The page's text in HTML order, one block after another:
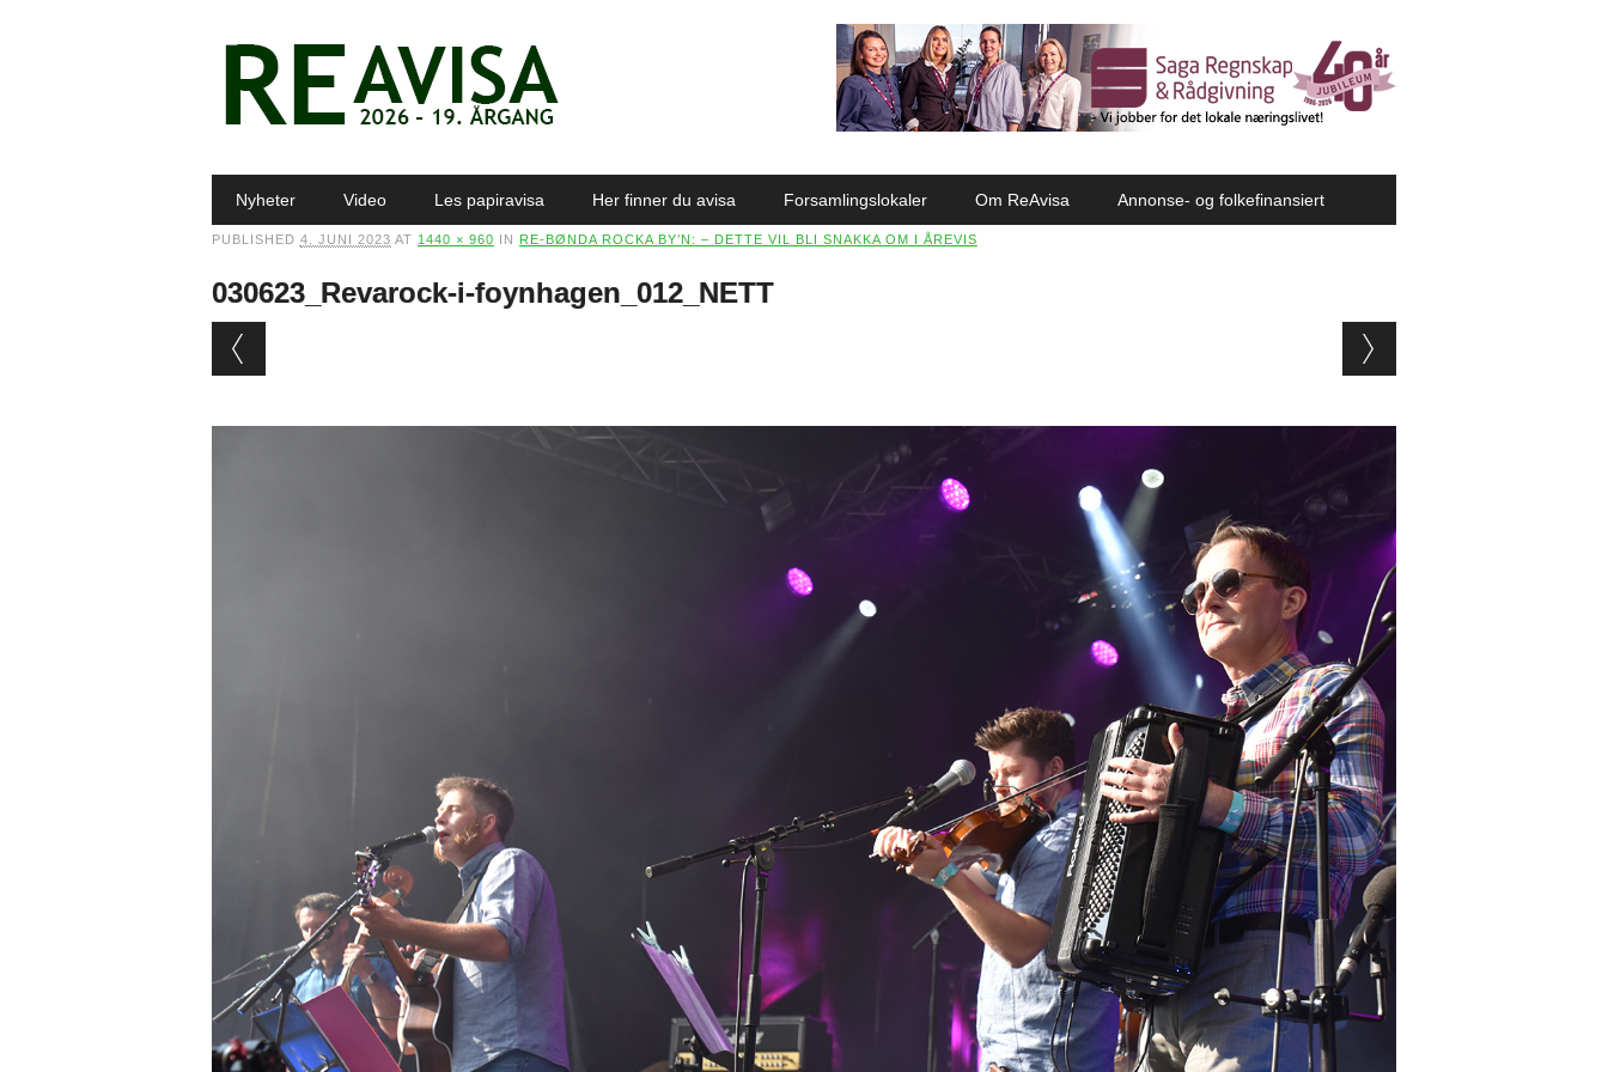
Main menu
Nyheter Video Les papiravisa Her finner du avisa Forsamlingslokaler Om ReAvisa Annonse- og folkefinansiert
PUBLISHED 4. JUNI 2023 AT 1440 × 960 IN RE-BØNDA ROCKA BY’N: – DETTE VIL BLI SNAKKA OM I ÅREVIS
030623_Revarock-i-foynhagen_012_NETT